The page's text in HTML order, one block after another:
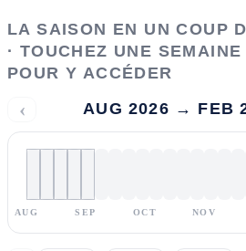
LA SAISON EN UN COUP
· TOUCHEZ UNE SEMAINE
POUR Y ACCÉDER
‹ AUG 2026 → FEB
AUG SEP OCT NOV